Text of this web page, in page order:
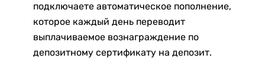
подключаете автоматическое пополнение,
которое каждый день переводит
выплачиваемое вознаграждение по
депозитному сертификату на депозит.